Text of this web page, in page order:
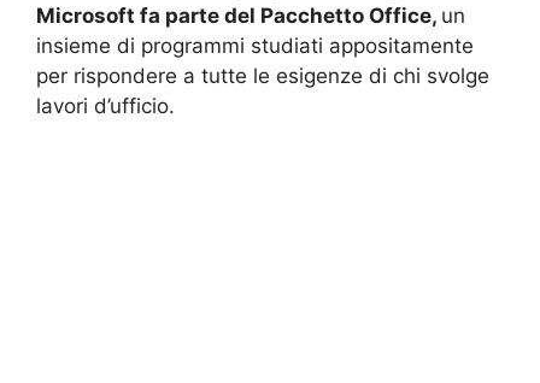
Microsoft fa parte del Pacchetto Office, un
insieme di programmi studiati appositamente
per rispondere a tutte le esigenze di chi svolge
lavori d’ufficio.